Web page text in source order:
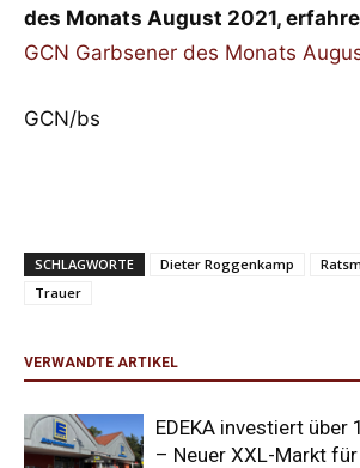
des Monats August 2021,
GCN Garbsener des Monats
GCN/bs
SCHLAGWORTE Dieter Roggenkamp
Trauer
VERWANDTE ARTIKEL
EDEKA investiert über
– Neuer XXL-Markt